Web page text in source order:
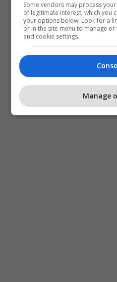
Some vendors may process
of legitimate interest, which you
your options below. Look for a
or in the site menu to manage
and cookie settings.
Manage